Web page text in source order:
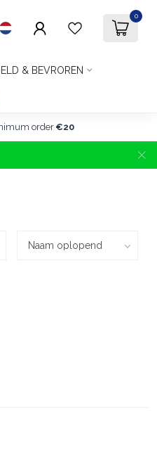
0
& BEVROREN
order€20